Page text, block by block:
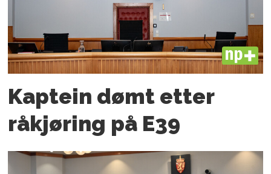
PLUS
Kaptein dømt etter
råkjøring på E39